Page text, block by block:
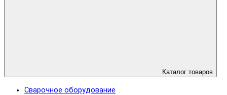
Каталог товаров
Сварочное оборудование